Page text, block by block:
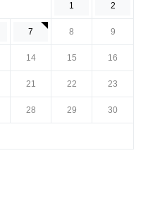
1 2
7 8 9
14 15 16
21 22 23
28 29 30